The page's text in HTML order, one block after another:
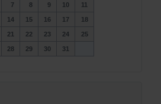
7 8 9 10 11
14 15 16 17 18
21 22 23 24 25
28 29 30 31